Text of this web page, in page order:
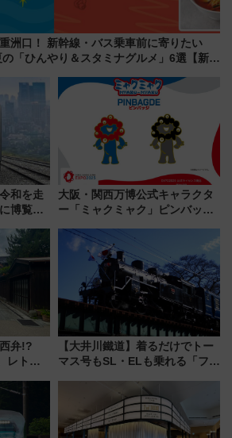
洲口！ 新幹線・バス乗車前に寄りたい
の「ひんやり＆スタミナグルメ」6選【新店
和を走
博覧会
ロ」体
込方法
大阪・関西万博公式キャラクタ
ー「ミャクミャク」ピンバッジ
中旬発売
弁!?
レトロ
末観光
【大井川鐵道】着るだけでトー
マス号もSL・ELも乗れる「フリ